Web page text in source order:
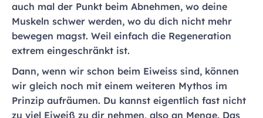
auch mal der Punkt beim Abnehmen, wo deine
Muskeln schwer werden, wo du dich nicht mehr
bewegen magst. Weil einfach die Regeneration
extrem eingeschränkt ist.
Dann, wenn wir schon beim Eiweiss sind, können
wir gleich noch mit einem weiteren Mythos im
Prinzip aufräumen. Du kannst eigentlich fast nicht
zu viel Eiweiß zu dir nehmen, also an Menge. Das